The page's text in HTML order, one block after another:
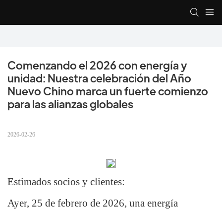
Comenzando el 2026 con energía y
unidad: Nuestra celebración del Año
Nuevo Chino marca un fuerte comienzo
para las alianzas globales
2026-02-26
Estimados socios y clientes:
Ayer, 25 de febrero de 2026, una energía